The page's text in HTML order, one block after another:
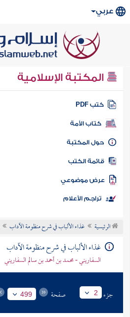
عربي
المكتبة الإسلامية
كتب PDF
كتاب الأمة
المكتبة
الكتب
موضوعي
تراجم الأعلام
الرئيسية غذاء الألباب في شرح منظومة الآداب
غذاء الألباب في شرح منظومة الآداب
السفاريني - محمد بن أحمد بن سالم السفاريني
جزء 2 صفحة 499